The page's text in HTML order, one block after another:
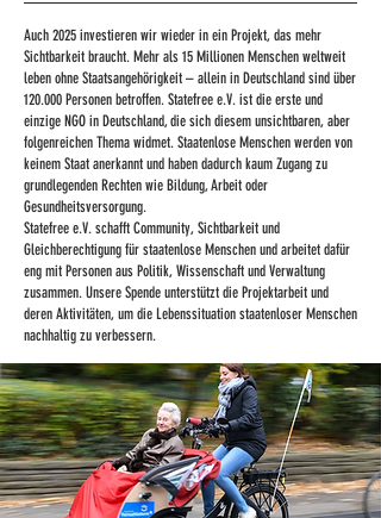
Auch 2025 investieren wir wieder in ein Projekt, das mehr
Sichtbarkeit braucht. Mehr als 15 Millionen Menschen weltweit
leben ohne Staatsangehörigkeit – allein in Deutschland sind über
120.000 Personen betroffen. Statefree e.V. ist die erste und
einzige NGO in Deutschland, die sich diesem unsichtbaren, aber
folgenreichen Thema widmet. Staatenlose Menschen werden von
keinem Staat anerkannt und haben dadurch kaum Zugang zu
grundlegenden Rechten wie Bildung, Arbeit oder
Gesundheitsversorgung.
Statefree e.V. schafft Community, Sichtbarkeit und
Gleichberechtigung für staatenlose Menschen und arbeitet dafür
eng mit Personen aus Politik, Wissenschaft und Verwaltung
zusammen. Unsere Spende unterstützt die Projektarbeit und
deren Aktivitäten, um die Lebenssituation staatenloser Menschen
nachhaltig zu verbessern.